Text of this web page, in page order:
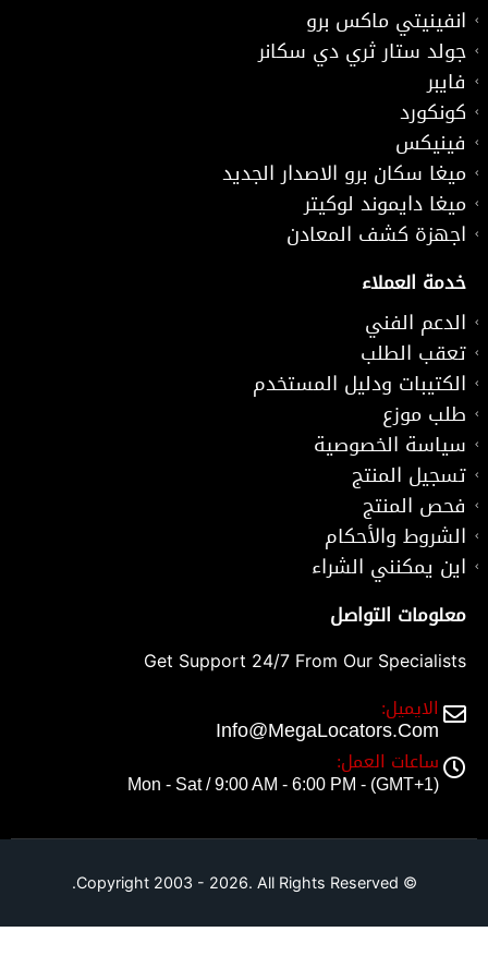
انفينيتي ماكس برو
جولد ستار ثري دي سكانر
فايبر
كونكورد
فينيكس
ميغا سكان برو الاصدار الجديد
ميغا دايموند لوكيتر
اجهزة كشف المعادن
خدمة العملاء
الدعم الفني
تعقب الطلب
الكتيبات ودليل المستخدم
طلب موزع
سياسة الخصوصية
تسجيل المنتج
فحص المنتج
الشروط والأحكام
اين يمكنني الشراء
معلومات التواصل
Get Support 24/7 From Our Specialists
الايميل:
Info@MegaLocators.Com
ساعات العمل:
Mon - Sat / 9:00 AM - 6:00 PM - (GMT+1)
© Copyright 2003 - 2026. All Rights Reserved.